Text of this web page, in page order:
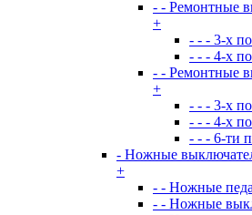
- - Ремонтные
+
- - - 3-х
- - - 4-х
- - Ремонтные
+
- - - 3-х
- - - 4-х
- - - 6-ти
- Ножные
+
- - Ножные
- - Ножные